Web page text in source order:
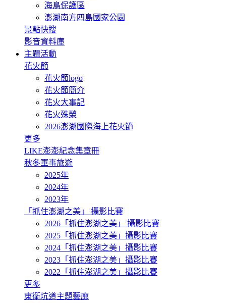
海鳥保護區
澎湖南方四島國家公園
景點快搜
影音資料庫
主題活動
花火節
花火節logo
花火節簡介
花火大事記
花火殊榮
2026澎湖國際海上花火節
更多
LIKE澎澎紀念集章冊
秋冬軍事旅遊
2025年
2024年
2023年
「抓住澎湖之美」 攝影比賽
2026「抓住澎湖之美」 攝影比賽
2025「抓住澎湖之美」攝影比賽
2024「抓住澎湖之美」攝影比賽
2023「抓住澎湖之美」攝影比賽
2022「抓住澎湖之美」攝影比賽
更多
東衛坑道主題藝廊